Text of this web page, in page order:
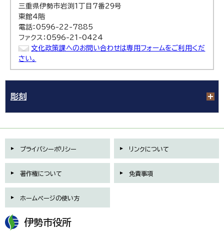
三重県伊勢市岩渕1丁目7番29号
東館4階
電話：0596-22-7885
ファクス：0596-21-0424
文化政策課へのお問い合わせは専用フォームをご利用くだ
さい。
彫刻
プライバシーポリシー リンクについて
著作権について 免責事項
ホームページの使い方
伊勢市役所